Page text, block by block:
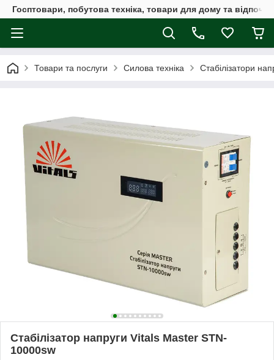
Госптовари, побутова техніка, товари для дому та
Товари та послуги Силова техніка Стабілізатори
Стабілізатор напруги Vitals Master STN-
10000sw